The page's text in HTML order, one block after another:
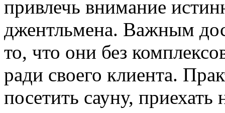
привлечь внимание
джентльмена. Важным
то, что они без
ради своего клиента.
посетить сауну,